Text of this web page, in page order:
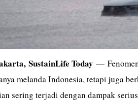
SustainLife Today —
melanda Indonesia, tetapi juga
sering terjadi dengan dampak